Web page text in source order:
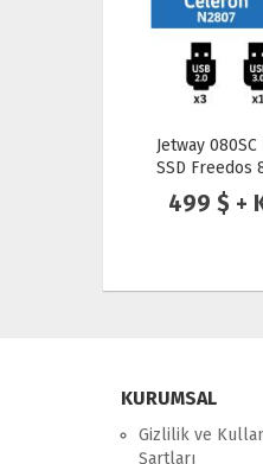
Jetway 215C
Freedos
1,199 $ +
KURUMSAL
Gizlilik ve
Şartları